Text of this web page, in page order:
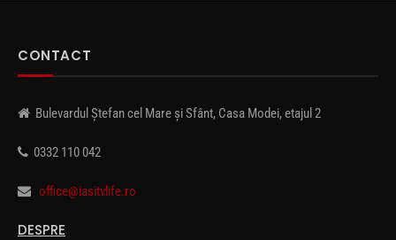
CONTACT
Bulevardul Ștefan cel Mare și Sfânt, Casa Modei, etajul 2
0332 110 042
office@iasitvlife.ro
DESPRE